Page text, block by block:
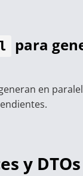
para
en
y DTOs